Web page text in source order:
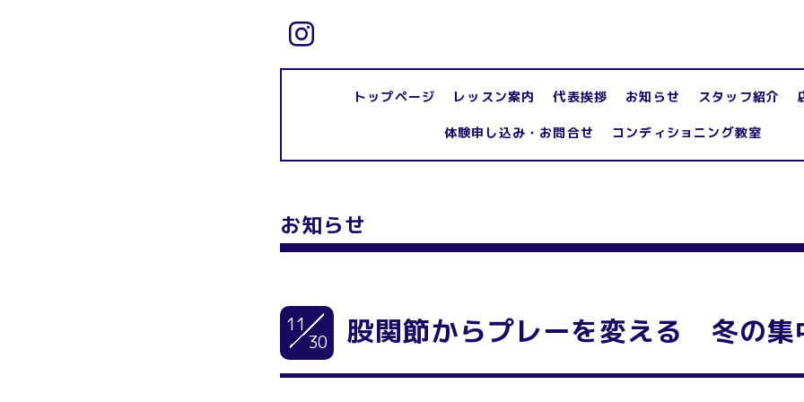
トップページ レッスン案内 代表挨拶 お知らせ スタッフ紹介
体験申し込み・お問合せ コンディショニング教室
お知らせ
11
30 股関節からプレーを変える 冬の集